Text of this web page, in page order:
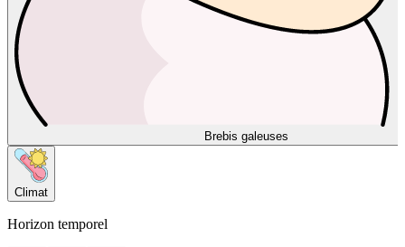
Brebis galeuses
Climat
Horizon temporel